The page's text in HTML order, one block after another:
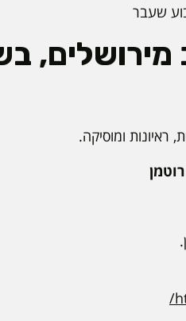
שעבר
מירושלים,
ראיונות ומוסיקה.